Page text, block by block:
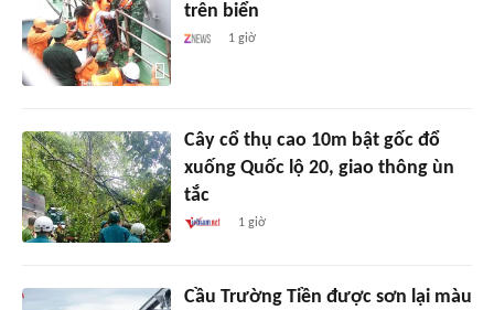
trên biển
1 giờ
Cây cổ thụ cao 10m bật gốc đổ
xuống Quốc lộ 20, giao thông ùn
tắc
1 giờ
Cầu Trường Tiền được sơn lại màu